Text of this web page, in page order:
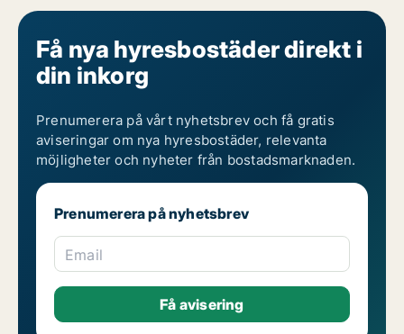
Få nya hyresbostäder direkt i
din inkorg
Prenumerera på vårt nyhetsbrev och få gratis
aviseringar om nya hyresbostäder, relevanta
möjligheter och nyheter från bostadsmarknaden.
Prenumerera på nyhetsbrev
Email